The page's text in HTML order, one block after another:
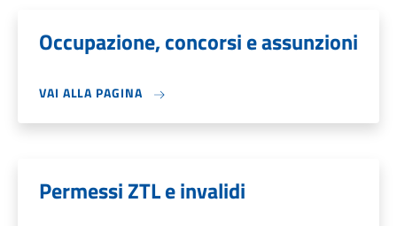
Occupazione, concorsi e assunzioni
VAI ALLA PAGINA
Permessi ZTL e invalidi